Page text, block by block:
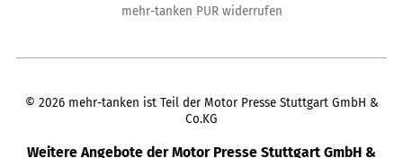
mehr-tanken PUR widerrufen
© 2026 mehr-tanken ist Teil der Motor Presse Stuttgart GmbH &
Co.KG
Weitere Angebote der Motor Presse Stuttgart GmbH &